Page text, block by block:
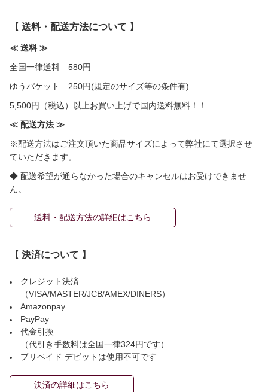
【 送料・配送方法について 】
≪ 送料 ≫
全国一律送料 580円
ゆうパケット 250円(規定のサイズ等の条件有)
5,500円（税込）以上お買い上げで国内送料無料！！
≪ 配送方法 ≫
※配送方法はご注文頂いた商品サイズによって弊社にて選択させ
ていただきます。
◆ 配送希望が通らなかった場合のキャンセルはお受けできませ
ん。
送料・配送方法の詳細はこちら
【 決済について 】
クレジット決済
（VISA/MASTER/JCB/AMEX/DINERS）
Amazonpay
PayPay
代金引換
（代引き手数料は全国一律324円です）
プリペイド デビットは使用不可です
決済の詳細はこちら